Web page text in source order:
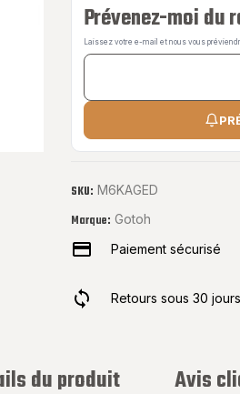
Prévenez-moi du
Laissez votre e-mail et nous vous
SKU: M6KAGED
Marque: Gotoh
Paiement sécurisé
Retours sous 30 jours
du produit Avis